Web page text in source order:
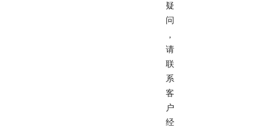
疑
问
，
请
联
系
客
户
经